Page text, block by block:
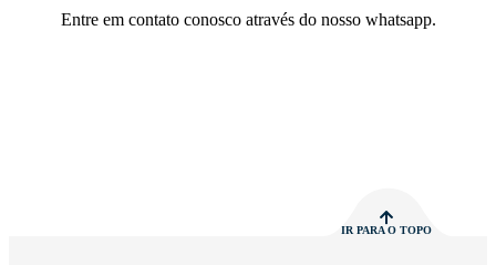
Entre em contato conosco através do nosso whatsapp.
IR PARA O TOPO